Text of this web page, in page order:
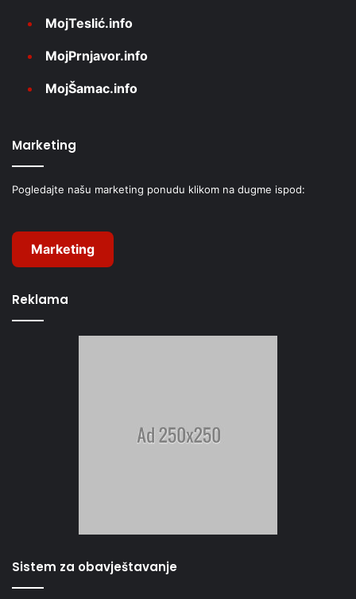
MojTeslić.info
MojPrnjavor.info
MojŠamac.info
Marketing
Pogledajte našu marketing ponudu klikom na dugme ispod:
Marketing
Reklama
Sistem za obavještavanje